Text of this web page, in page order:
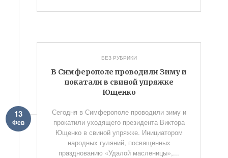
БЕЗ РУБРИКИ
В Симферополе проводили Зиму и
покатали в свиной упряжке
Ющенко
13
Фев
Сегодня в Симферополе проводили зиму и
прокатили уходящего президента Виктора
Ющенко в свиной упряжке. Инициатором
народных гуляний, посвященных
празднованию «Удалой масленицы»,...